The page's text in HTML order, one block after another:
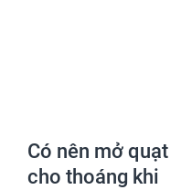
Có nên mở quạt
cho thoáng khi